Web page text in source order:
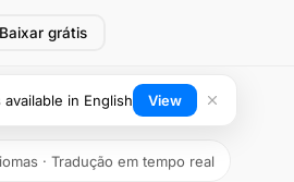
Baixar grátis
· Tradução em tempo real
in English View